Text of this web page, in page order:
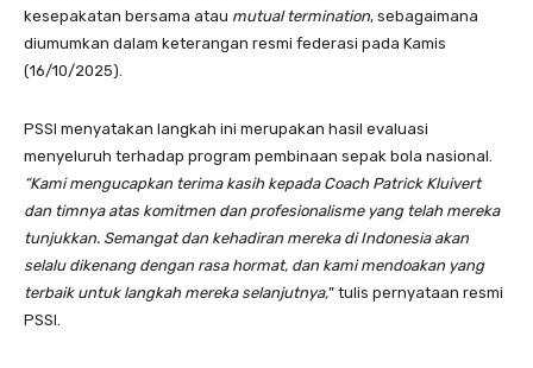
kesepakatan bersama atau mutual termination, sebagaimana
diumumkan dalam keterangan resmi federasi pada Kamis
(16/10/2025).
PSSI menyatakan langkah ini merupakan hasil evaluasi
menyeluruh terhadap program pembinaan sepak bola nasional.
“Kami mengucapkan terima kasih kepada Coach Patrick Kluivert
dan timnya atas komitmen dan profesionalisme yang telah mereka
tunjukkan. Semangat dan kehadiran mereka di Indonesia akan
selalu dikenang dengan rasa hormat, dan kami mendoakan yang
terbaik untuk langkah mereka selanjutnya,” tulis pernyataan resmi
PSSI.